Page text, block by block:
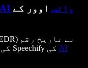
AI وائس اوور کے
AI